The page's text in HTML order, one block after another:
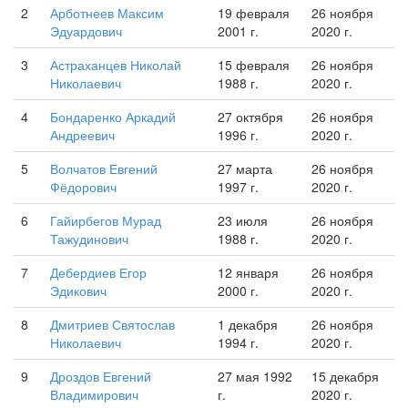
2
Арботнеев Максим
Эдуардович
19 февраля
2001 г.
26 ноября
2020 г.
3
Астраханцев Николай
Николаевич
15 февраля
1988 г.
26 ноября
2020 г.
4
Бондаренко Аркадий
Андреевич
27 октября
1996 г.
26 ноября
2020 г.
5
Волчатов Евгений
Фёдорович
27 марта
1997 г.
26 ноября
2020 г.
6
Гайирбегов Мурад
Тажудинович
23 июля
1988 г.
26 ноября
2020 г.
7
Дебердиев Егор
Эдикович
12 января
2000 г.
26 ноября
2020 г.
8
Дмитриев Святослав
Николаевич
1 декабря
1994 г.
26 ноября
2020 г.
9
Дроздов Евгений
Владимирович
27 мая 1992
г.
15 декабря
2020 г.